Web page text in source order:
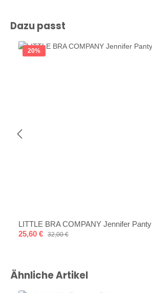
Produktgalerie überspringen
Dazu passt
20%
LITTLE BRA COMPANY Jennifer Panty
Verkaufspreis:
25,60 € Regulärer Preis:
32,00 €
Produktgalerie überspringen
Ähnliche Artikel